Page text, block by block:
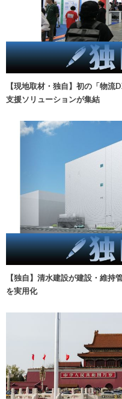
【現地取材・独自】初の「物
支援ソリューションが集結
【独自】清水建設が建設・維
を実用化